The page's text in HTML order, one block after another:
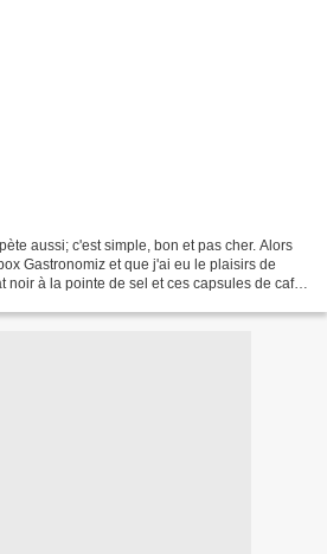
aussi; c'est simple, bon et pas cher. Alors
Gastronomiz et que j'ai eu le plaisirs de
à la pointe de sel et ces capsules de café,